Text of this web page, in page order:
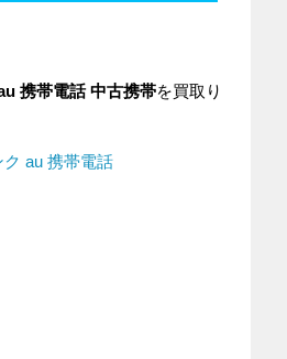
携帯電話 中古携帯を買取り